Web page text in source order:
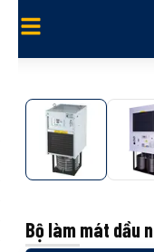
Bộ làm mát dầu